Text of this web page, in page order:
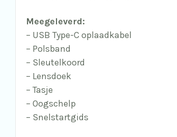
Meegeleverd:
– USB Type-C oplaadkabel
– Polsband
– Sleutelkoord
– Lensdoek
– Tasje
– Oogschelp
– Snelstartgids